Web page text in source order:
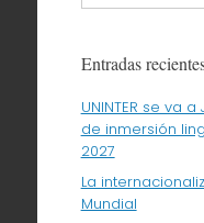
Entradas
UNINTER se va
de inmersión
2027
La
Mundial